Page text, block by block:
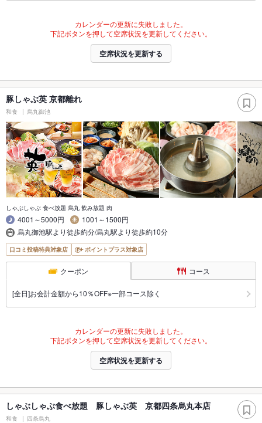
カレンダーの更新に失敗しました。
下記ボタンを押して空席状況を更新してください。
空席状況を更新する
豚しゃぶ英 京都離れ
和食 烏丸御池
しゃぶしゃぶ 食べ放題 烏丸 飲み放題 肉
4001～5000円
1001～1500円
烏丸御池駅より徒歩約分/烏丸駅より徒歩約10分
口コミ投稿特典対象店 ポイントプラス対象店
クーポン コース
[全日]お会計金額から10％OFF※一部コース除く
カレンダーの更新に失敗しました。
下記ボタンを押して空席状況を更新してください。
空席状況を更新する
しゃぶしゃぶ食べ放題 豚しゃぶ英 京都四条烏丸本店
和食 四条烏丸